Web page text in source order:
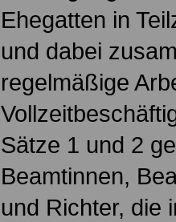
Ehegatten in
und dabei
regelmäßige
Sätze 1 und 2
Beamtinnen,
und Richter, die